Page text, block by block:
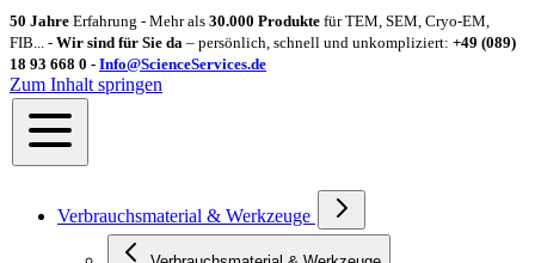
50 Jahre Erfahrung - Mehr als 30.000 Produkte für TEM, SEM, Cryo-EM,
FIB... - Wir sind für Sie da – persönlich, schnell und unkompliziert: +49 (089)
18 93 668 0 - Info@ScienceServices.de
Zum Inhalt springen
Verbrauchsmaterial & Werkzeuge